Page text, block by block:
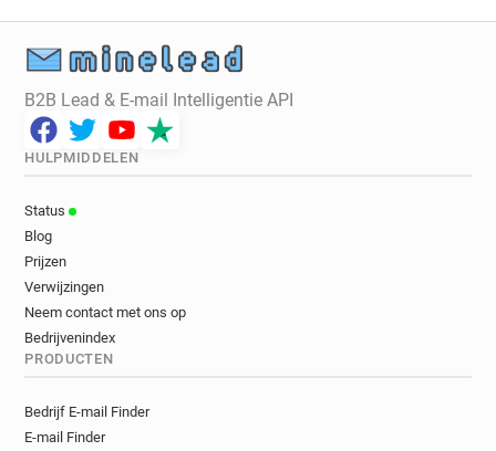
B2B Lead & E-mail Intelligentie API
HULPMIDDELEN
Status
Blog
Prijzen
Verwijzingen
Neem contact met ons op
Bedrijvenindex
PRODUCTEN
Bedrijf E-mail Finder
E-mail Finder